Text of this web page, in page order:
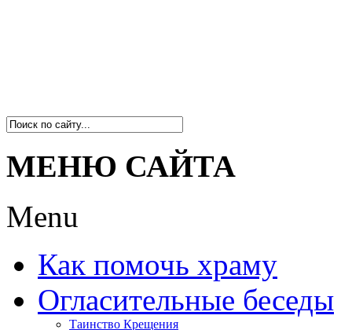
МЕНЮ САЙТА
Menu
Как помочь храму
Огласительные беседы
Таинство Крещения